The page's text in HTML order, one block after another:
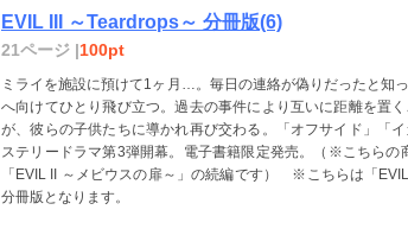
EVIL III ～Teardrops～ 分冊版(6)
21ページ |100pt
ミライを施設に預けて1ヶ月…。毎日の連絡が偽りだったと知
へ向けてひとり飛び立つ。過去の事件により互いに距離を置
が、彼らの子供たちに導かれ再び交わる。「オフサイド」「
ステリードラマ第3弾開幕。電子書籍限定発売。（※こちらの
「EVIL II ～メビウスの扉～」の続編です） ※こちらは「
分冊版となります。